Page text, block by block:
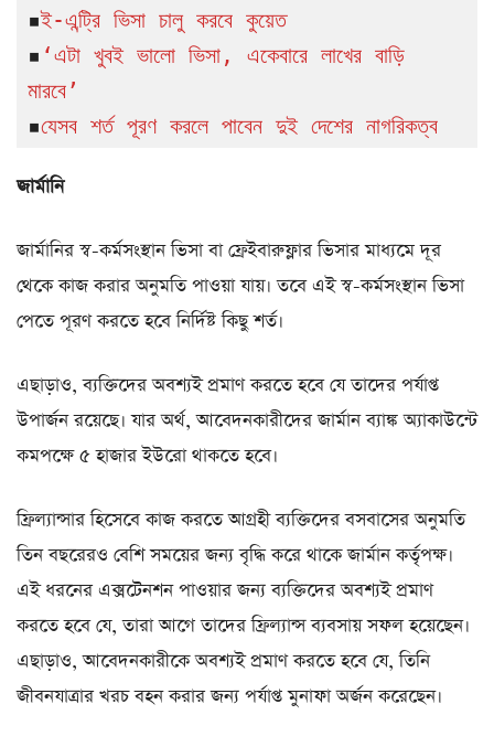
▪ই-এন্ট্রি ভিসা চালু করবে কুয়েত
▪ ‘এটা খুবই ভালো ভিসা, একেবারে লাখের বাড়ি
মারবে’
▪যেসব শর্ত পূরণ করলে পাবেন দুই দেশের নাগরিকত্ব
জার্মানি
জার্মানির স্ব-কর্মসংস্থান ভিসা বা ফ্রেইবারুফ্লার ভিসার মাধ্যমে দূর
থেকে কাজ করার অনুমতি পাওয়া যায়। তবে এই স্ব-কর্মসংস্থান ভিসা
পেতে পূরণ করতে হবে নির্দিষ্ট কিছু শর্ত।
এছাড়াও, ব্যক্তিদের অবশ্যই প্রমাণ করতে হবে যে তাদের পর্যাপ্ত
উপার্জন রয়েছে। যার অর্থ, আবেদনকারীদের জার্মান ব্যাঙ্ক অ্যাকাউন্টে
কমপক্ষে ৫ হাজার ইউরো থাকতে হবে।
ফ্রিল্যান্সার হিসেবে কাজ করতে আগ্রহী ব্যক্তিদের বসবাসের অনুমতি
তিন বছরেরও বেশি সময়ের জন্য বৃদ্ধি করে থাকে জার্মান কর্তৃপক্ষ।
এই ধরনের এক্সটেনশন পাওয়ার জন্য ব্যক্তিদের অবশ্যই প্রমাণ
করতে হবে যে, তারা আগে তাদের ফ্রিল্যান্স ব্যবসায় সফল হয়েছেন।
এছাড়াও, আবেদনকারীকে অবশ্যই প্রমাণ করতে হবে যে, তিনি
জীবনযাত্রার খরচ বহন করার জন্য পর্যাপ্ত মুনাফা অর্জন করেছেন।